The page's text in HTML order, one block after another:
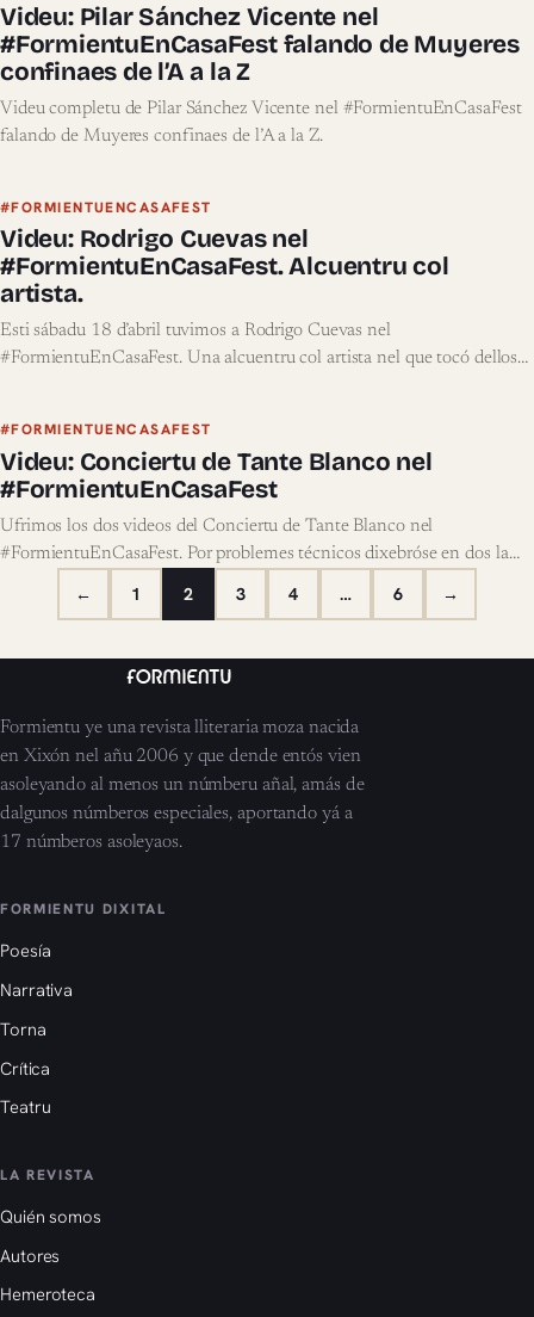
Videu: Pilar Sánchez Vicente nel
#FormientuEnCasaFest falando de Muyeres
confinaes de l’A a la Z
Videu completu de Pilar Sánchez Vicente nel #FormientuEnCasaFest
falando de Muyeres confinaes de l’A a la Z.
#FORMIENTUENCASAFEST
Videu: Rodrigo Cuevas nel
#FormientuEnCasaFest. Alcuentru col
artista.
Esti sábadu 18 d’abril tuvimos a Rodrigo Cuevas nel
#FormientuEnCasaFest. Una alcuentru col artista nel que tocó dellos…
#FORMIENTUENCASAFEST
Videu: Conciertu de Tante Blanco nel
#FormientuEnCasaFest
Ufrimos los dos videos del Conciertu de Tante Blanco nel
#FormientuEnCasaFest. Por problemes técnicos dixebróse en dos la…
← 1 2 3 4 … 6 →
Formientu ye una revista lliteraria moza nacida
en Xixón nel añu 2006 y que dende entós vien
asoleyando al menos un númberu añal, amás de
dalgunos númberos especiales, aportando yá a
17 númberos asoleyaos.
FORMIENTU DIXITAL
Poesía
Narrativa
Torna
Crítica
Teatru
LA REVISTA
Quién somos
Autores
Hemeroteca